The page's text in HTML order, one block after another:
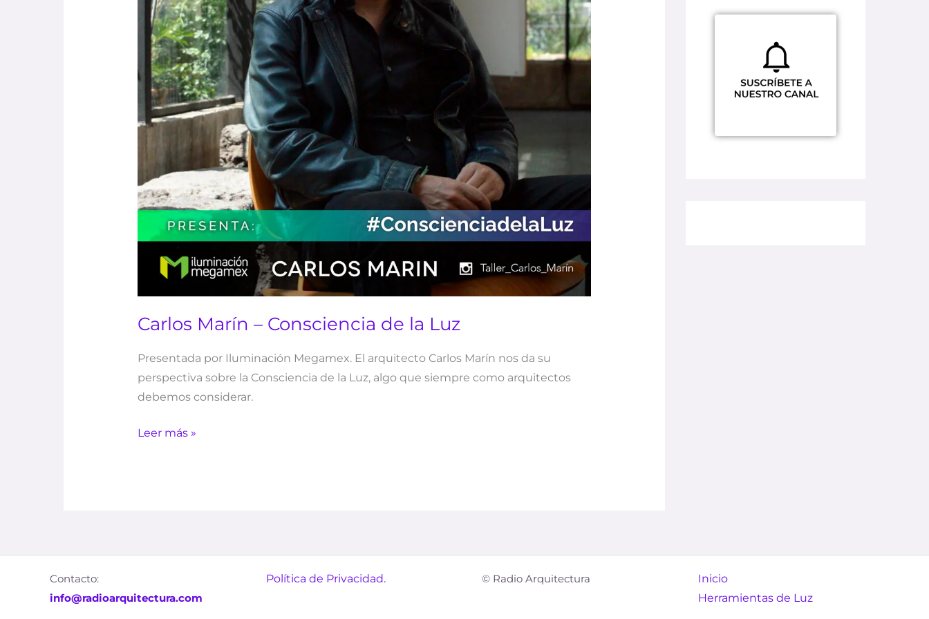
Carlos Marín – Consciencia de la Luz
Presentada por Iluminación Megamex. El arquitecto Carlos Marín nos da su
perspectiva sobre la Consciencia de la Luz, algo que siempre como arquitectos
debemos considerar.
Leer más »
Contacto:
info@radioarquitectura.com
Política de Privacidad. © Radio Arquitectura
Inicio
Herramientas de Luz